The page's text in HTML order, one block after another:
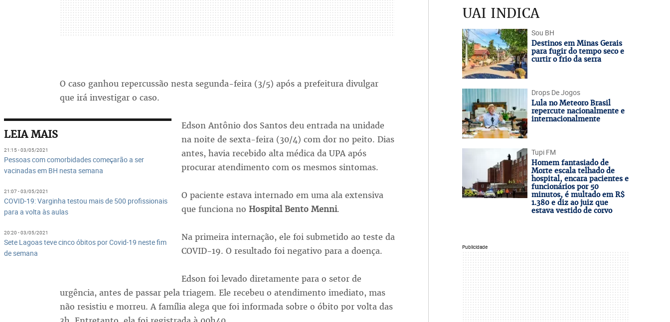
O caso ganhou repercussão nesta segunda-feira (3/5) após a prefeitura divulgar
que irá investigar o caso.
LEIA MAIS
21:15 - 03/05/2021
Pessoas com comorbidades começarão a ser
vacinadas em BH nesta semana
21:07 - 03/05/2021
COVID-19: Varginha testou mais de 500 profissionais
para a volta às aulas
20:20 - 03/05/2021
Sete Lagoas teve cinco óbitos por Covid-19 neste fim
de semana
Edson Antônio dos Santos deu entrada na unidade
na noite de sexta-feira (30/4) com dor no peito. Dias
antes, havia recebido alta médica da UPA após
procurar atendimento com os mesmos sintomas.
O paciente estava internado em uma ala extensiva
que funciona no Hospital Bento Menni.
Na primeira internação, ele foi submetido ao teste da
COVID-19. O resultado foi negativo para a doença.
Edson foi levado diretamente para o setor de
urgência, antes de passar pela triagem. Ele recebeu o atendimento imediato, mas
não resistiu e morreu. A família alega que foi informada sobre o óbito por volta das
UAI INDICA
Sou BH
Destinos em Minas Gerais
para fugir do tempo seco e
curtir o frio da serra
Drops De Jogos
Lula no Meteoro Brasil
repercute nacionalmente e
internacionalmente
Tupi FM
Homem fantasiado de
Morte escala telhado de
hospital, encara pacientes e
funcionários por 50
minutos, é multado em R$
1.380 e diz ao juiz que
estava vestido de corvo
Publicidade